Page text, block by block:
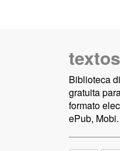
Biblioteca
gratuita
formato
ePub, Mobi.